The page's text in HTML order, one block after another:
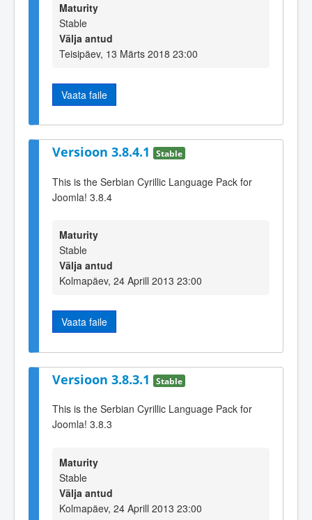
Maturity
Stable
Välja antud
Teisipäev, 13 Märts 2018 23:00
Vaata faile
Versioon 3.8.4.1 Stable
This is the Serbian Cyrillic Language Pack for
Joomla! 3.8.4
Maturity
Stable
Välja antud
Kolmapäev, 24 Aprill 2013 23:00
Vaata faile
Versioon 3.8.3.1 Stable
This is the Serbian Cyrillic Language Pack for
Joomla! 3.8.3
Maturity
Stable
Välja antud
Kolmapäev, 24 Aprill 2013 23:00